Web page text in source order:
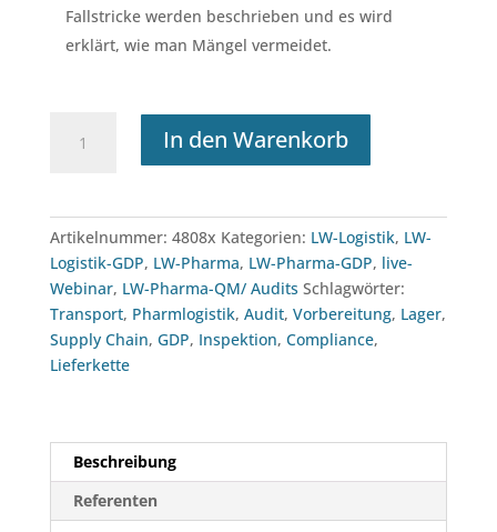
Fallstricke werden beschrieben und es wird
erklärt, wie man Mängel vermeidet.
Inspektionen
Fallbeispiele,
(11.02.2027)
Menge
In den Warenkorb
Artikelnummer: 4808x Kategorien: LW-Logistik, LW-
Logistik-GDP, LW-Pharma, LW-Pharma-GDP, live-
Webinar, LW-Pharma-QM/ Audits Schlagwörter:
Transport, Pharmlogistik, Audit, Vorbereitung, Lager,
Supply Chain, GDP, Inspektion, Compliance,
Lieferkette
Beschreibung
Referenten